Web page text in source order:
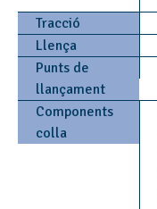
Tracció
Llença
Punts de
llançament
Components
colla